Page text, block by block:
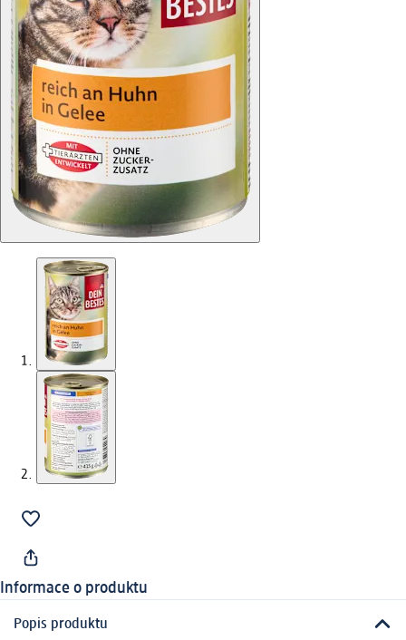
Informace o produktu
Popis produktu